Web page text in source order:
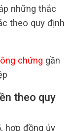
những thắc
theo quy định
chứng gần
theo quy
hợp đồng ủy